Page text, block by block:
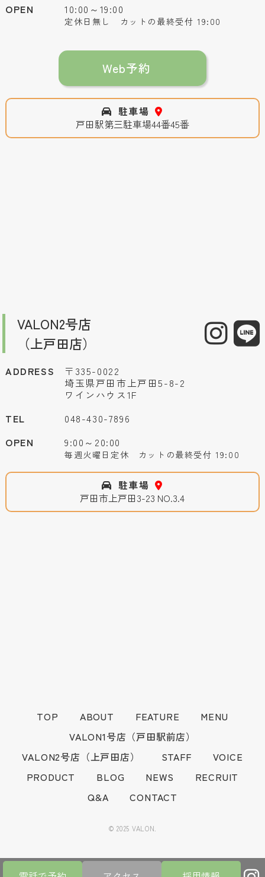
OPEN
10:00～19:00
定休日無し カットの最終受付 19:00
Web予約
駐車場
戸田駅第三駐車場44番45番
VALON2号店
（上戸田店）
ADDRESS
〒335-0022
埼玉県戸田市上戸田5-8-2
ワインハウス1F
TEL
048-430-7896
OPEN
9:00～20:00
毎週火曜日定休 カットの最終受付 19:00
駐車場
戸田市上戸田3-23 NO.3.4
TOP ABOUT FEATURE
MENU
VALON1号店（戸田駅前店）
VALON2号店（上戸田店）
STAFF
VOICE
PRODUCT
BLOG NEWS
RECRUIT
Q&A
CONTACT
© 2025 VALON.